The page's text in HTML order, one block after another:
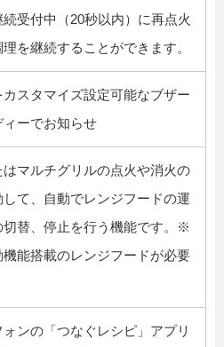
受付中（20秒以内）に再点火
を継続することができます。
スタマイズ設定可能なブザー
ーでお知らせ
はマルチグリルの点火や消火の
て、自動でレンジフードの運
切替、停止を行う機能です。※
機能搭載のレンジフードが必要
ォンの「つなぐレシピ」アプリ